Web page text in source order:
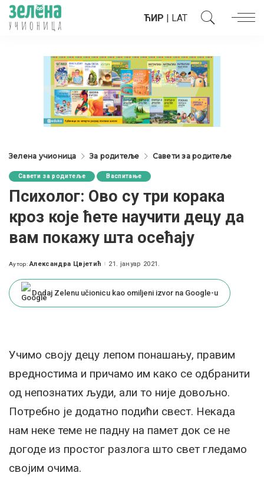
ЋИР | LAT
Зелена учионица За родитеље Савети за родитеље
Савети за родитеље Васпитање
Психолог: Ово су три корака
кроз које ћете научити децу да
вам покажу шта осећају
Posted
Аутор: Александра Цвјетић 21. јануар 2021.
Dodaj Zelenu učionicu kao omiljeni izvor na Google-u
Учимо своју децу лепом понашању, правим
вредностима и причамо им како се одбранити
од непознатих људи, али то није довољно.
Потребно је додатно подићи свест. Некада
нам неке теме не падну на памет док се не
догоде из простог разлога што свет гледамо
својим очима.